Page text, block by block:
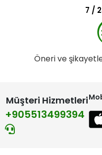
7 /
Öneri ve
Müşteri Hizmetleri
+905513499394